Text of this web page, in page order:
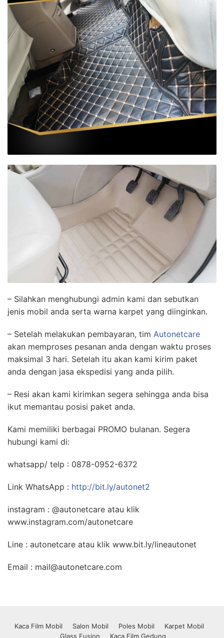
– Silahkan menghubungi admin kami dan sebutkan
jenis mobil anda serta warna karpet yang diinginkan.
– Setelah melakukan pembayaran, tim Autonetcare
akan memproses pesanan anda dengan waktu proses
maksimal 3 hari. Setelah itu akan kami kirim paket
anda dengan jasa ekspedisi yang anda pilih.
– Resi akan kami kirimkan segera sehingga anda bisa
ikut memantau posisi paket anda.
Kami memiliki berbagai PROMO bulanan. Segera
hubungi kami di:
whatsapp/ telp : 0878-0952-6372
Link WhatsApp : http://bit.ly/autonet2
instagram : @autonetcare atau klik ​
www.instagram.com/autonetcare
Line : autonetcare atau klik www.bit.ly/lineautonet
Email : mail@autonetcare.com
Kaca Film Mobil Salon Mobil Poles Mobil
Karpet Mobil
Glass Fusion
Kaca Film Gedung